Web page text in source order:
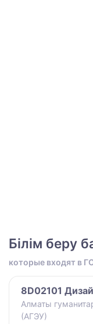
Білім беру
которые входят в
8D02101
Алматы
(АГЭУ)